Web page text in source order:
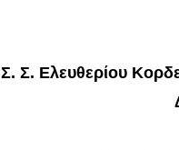
Σ. Ελευθερίου